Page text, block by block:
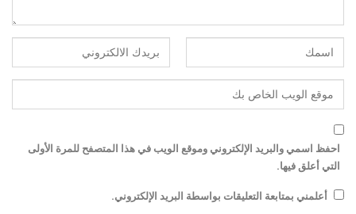
احفظ اسمي والبريد الإلكتروني وموقع الويب في هذا المتصفح للمرة الأولى
التي أعلق فيها.
أعلمني بمتابعة التعليقات بواسطة البريد الإلكتروني.